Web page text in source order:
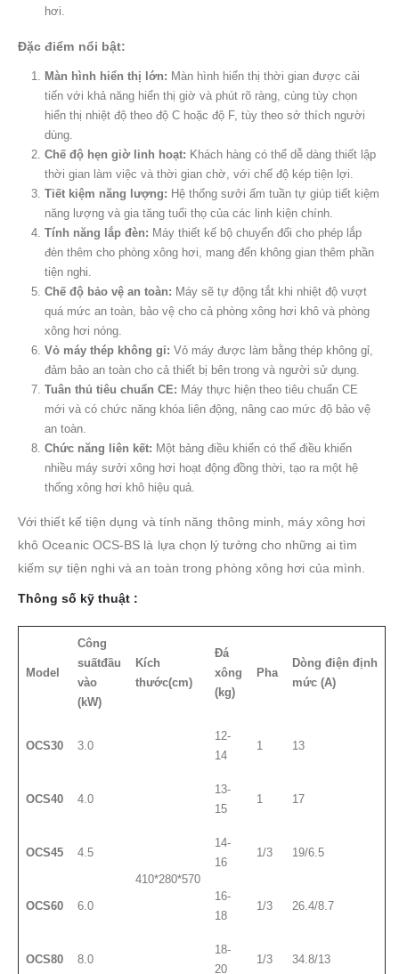
hơi.
Đặc điểm nổi bật:
Màn hình hiển thị lớn: Màn hình hiển thị thời gian được cải
tiến với khả năng hiển thị giờ và phút rõ ràng, cùng tùy chọn
hiển thị nhiệt độ theo độ C hoặc độ F, tùy theo sở thích người
dùng.
Chế độ hẹn giờ linh hoạt: Khách hàng có thể dễ dàng thiết lập
thời gian làm việc và thời gian chờ, với chế độ kép tiện lợi.
Tiết kiệm năng lượng: Hệ thống sưởi ấm tuần tự giúp tiết kiệm
năng lượng và gia tăng tuổi thọ của các linh kiện chính.
Tính năng lắp đèn: Máy thiết kế bộ chuyển đổi cho phép lắp
đèn thêm cho phòng xông hơi, mang đến không gian thêm phần
tiện nghi.
Chế độ bảo vệ an toàn: Máy sẽ tự động tắt khi nhiệt độ vượt
quá mức an toàn, bảo vệ cho cả phòng xông hơi khô và phòng
xông hơi nóng.
Vỏ máy thép không gỉ: Vỏ máy được làm bằng thép không gỉ,
đảm bảo an toàn cho cả thiết bị bên trong và người sử dụng.
Tuân thủ tiêu chuẩn CE: Máy thực hiện theo tiêu chuẩn CE
mới và có chức năng khóa liên động, nâng cao mức độ bảo vệ
an toàn.
Chức năng liên kết: Một bảng điều khiển có thể điều khiển
nhiều máy sưởi xông hơi hoạt động đồng thời, tạo ra một hệ
thống xông hơi khô hiệu quả.
Với thiết kế tiện dụng và tính năng thông minh, máy xông hơi
khô Oceanic OCS-BS là lựa chọn lý tưởng cho những ai tìm
kiếm sự tiện nghi và an toàn trong phòng xông hơi của mình.
Thông số kỹ thuật :
Model
Công
suấtđầu
vào
(kW)
Kích
thước(cm)
Đá
xông
(kg)
Pha
Dòng điện định
mức (A)
OCS30 3.0
410*280*570
12-
14
1 13
OCS40 4.0
13-
15
1 17
OCS45 4.5
14-
16
1/3 19/6.5
OCS60 6.0
16-
18
1/3 26.4/8.7
OCS80 8.0
18-
20
1/3 34.8/13